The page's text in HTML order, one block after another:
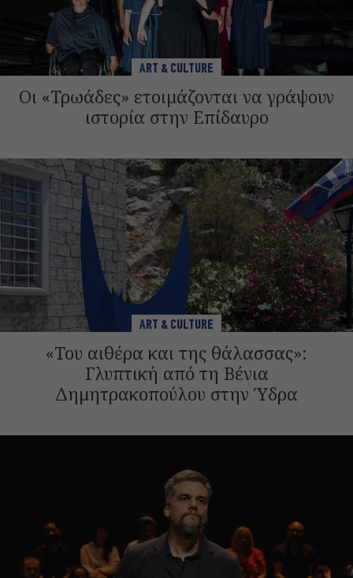
ART & CULTURE
Οι «Τρωάδες» ετοιμάζονται να γράψουν
ιστορία στην Επίδαυρο
ART & CULTURE
«Του αιθέρα και της θάλασσας»:
Γλυπτική από τη Βένια
Δημητρακοπούλου στην Ύδρα